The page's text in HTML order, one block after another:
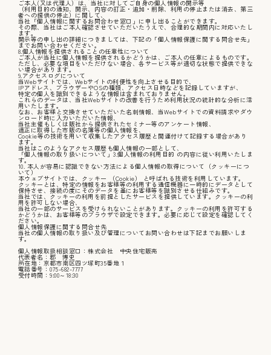
販売中の物件
ご本人(又は代理人）は、当社に対してご自身の個人情報の開示等
（利用目的の通知、開示、内容の訂正・追加・削除、利用の停止または消去、第三
者への提供の停止）に関して、
当社「個人情報に関するお問合わせ窓口」に申し出ることができます。
その際、当社はご本人確認させていただいたうえで、合理的な期間内に対応いたし
ます。
開示等の申し出の詳細につきましては、下記の「個人情報保護に関する問合せ先」
までお問い合わせください。
8.個人情報を提供されることの任意性について
ご本人が当社に個人情報を提供されるかどうかは、ご本人の任意によるものです。
ただし、必要な項目をいただけない場合、各サービス等が適切な状態で提供できな
い場合があります。
9.アクセスログについて
当Webサイトでは、Webサイトの利便性を向上させる目的で、
IPアドレス、ブラウザーやOSの種類、アクセス日時などを記録していますが、
特定の個人を識別できるような情報は含まれておりません。
これらのデータは、当社Webサイトの改善を行うため利用状況の統計的な分析に活
用いたします。
なお、お客様と交換させていただいた名刺情報、当Webサイトでの資料請求やダウ
ンロード時に入力いただいた情報、
当社主催もしくは販社から提供されたセミナー等のアンケート情報、
適正に取得した市販の名簿等の個人情報を、
Cookie等の技術を用いて収集したアクセス履歴と関連付けて記録する場合があり
ます。
当社はこのようなアクセス履歴も個人情報の一部として、
「個人情報の取り扱いについて」3.個人情報の利用目的 の内容に従い利用いたしま
す。
10. 本人が容易に認識できない方法による個人情報の取得について（クッキーにつ
いて）
本ウェブサイトでは、クッキー （Cookie） と呼ばれる技術を利用しています。
クッキーとは、特定の情報をお客様等の利用する通信機器に一時的にデータとして
保持させ、接続の度にそのデータを基にお客様等を識別させる仕組みです。
当社では、クッキーの利用を前提としたサービスを提供しています。クッキーの利
用を許可しない場合、
当社の一部のサービスを受けられないことがあります。クッキーの利用を許可する
かどうかは、お客様等のブラウザで設定できます。必要に応じて設定を確認してく
ださい。
個人情報保護に関する問合せ先
当社の個人情報の取り扱い及び管理についてお問い合わせは下記までお願いしま
す。
個人情報取扱相談窓口：株式会社 中央住宅販売
代表者名：郡 博史
所在地：京都市南区四ツ塚町35番地１
電話番号：075-682-7777
受付時間：9:00～18:30